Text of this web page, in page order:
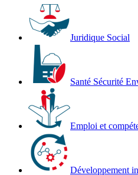
Juridique Social
Santé Sécurité
Emploi et
Développement